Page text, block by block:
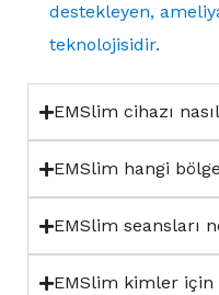
destekleyen,
teknolojisidir.
EMSlim cihazı
EMSlim hangi
EMSlim seansları
EMSlim kimler